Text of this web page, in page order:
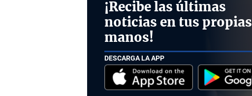
¡Recibe las últimas
noticias en tus propias
manos!
DESCARGA LA APP